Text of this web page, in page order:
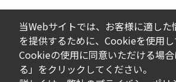
当Webサイトでは、お客様に適した
を提供するために、Cookieを使用し
Cookieの使用に同意いただける場
る」をクリックしてください。